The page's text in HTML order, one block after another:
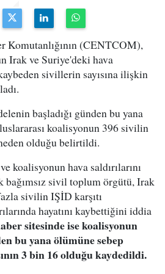
(CENTCOM),
Irak ve Suriye'deki hava
kaybeden sivillerin sayısına ilişkin
başladığı günden bu yana
koalisyonun 396 sivilin
olduğu belirtildi.
koalisyonun hava saldırılarını
bağımsız sivil toplum örgütü, Irak
sivilin IŞİD karşıtı
hayatını kaybettiğini iddia
sitesinde ise koalisyonun
bu yana ölümüne sebep
3 bin 16 olduğu kaydedildi.